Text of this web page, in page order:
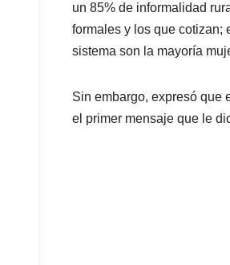
un 85% de informalidad
formales y los que cotizan;
sistema son la mayoría
Sin embargo, expresó que
el primer mensaje que le